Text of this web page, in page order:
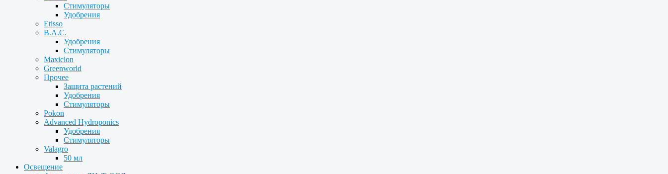
Стимуляторы
Удобрения
Etisso
B.A.C.
Удобрения
Стимуляторы
Maxiclon
Greenworld
Прочее
Защита растений
Удобрения
Стимуляторы
Pokon
Advanced Hydroponics
Удобрения
Стимуляторы
Valagro
50 мл
Освещение